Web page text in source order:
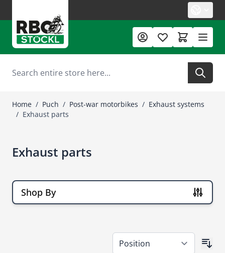
Search
Home / Puch / Post-war motorbikes / Exhaust systems
/ Exhaust parts
Exhaust parts
Shop By